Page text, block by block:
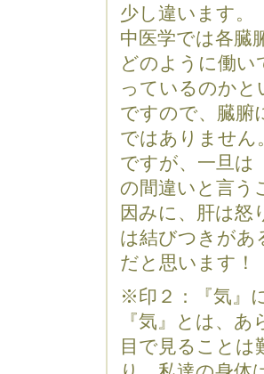
少し違います。
中医学では各臓
どのように働い
っているのか
ですので、臓腑
ではありません
ですが、一旦は
の間違いと言う
因みに、肝は怒
は結びつきがあ
だと思います！
※印２：『気』
『気』とは、
目で見ることは